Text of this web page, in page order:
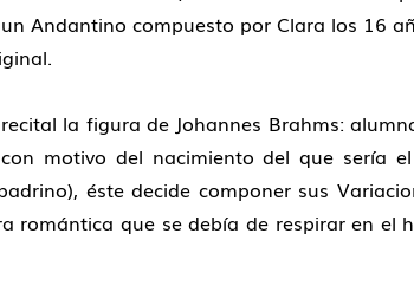
Andantino compuesto por Clara los 16
la figura de Johannes Brahms:
motivo del nacimiento del que sería
éste decide componer sus
romántica que se debía de respirar en el